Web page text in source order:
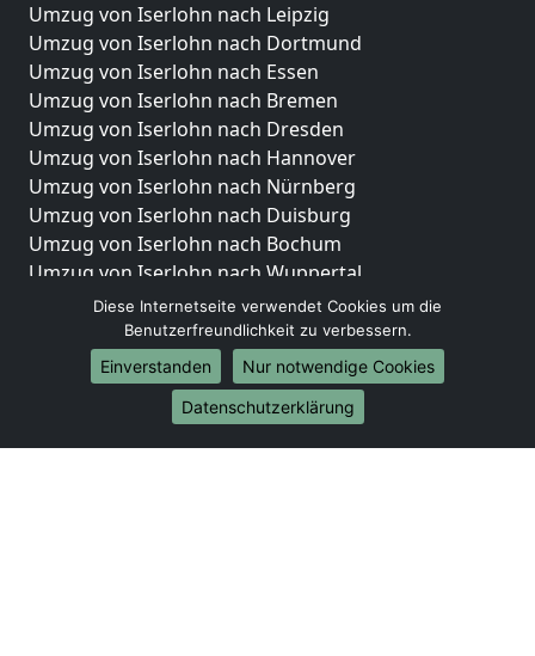
Umzug von Iserlohn nach Leipzig
Umzug von Iserlohn nach Dortmund
Umzug von Iserlohn nach Essen
Umzug von Iserlohn nach Bremen
Umzug von Iserlohn nach Dresden
Umzug von Iserlohn nach Hannover
Umzug von Iserlohn nach Nürnberg
Umzug von Iserlohn nach Duisburg
Umzug von Iserlohn nach Bochum
Umzug von Iserlohn nach Wuppertal
Umzug von Iserlohn nach Bielefeld
Umzug von Iserlohn nach Bonn
Umzug von Iserlohn nach Münster
Internationale-Umzüge
Umzug von Iserlohn nach Brasilien
Diese Internetseite verwendet Cookies um die
Benutzerfreundlichkeit zu verbessern.
Einverstanden
Nur notwendige Cookies
Datenschutzerklärung